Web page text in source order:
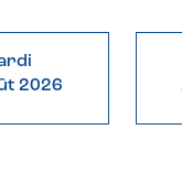
2026